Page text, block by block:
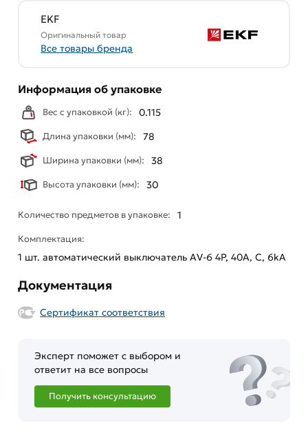
EKF
Оригинальный товар
Все товары бренда
Информация об упаковке
Вес с упаковкой (кг): 0.115
Длина упаковки (мм): 78
Ширина упаковки (мм): 38
Высота упаковки (мм): 30
Количество предметов в упаковке: 1
Комплектация:
1 шт. автоматический выключатель AV-6 4P, 40A, C, 6kA
Документация
Сертификат соответствия
Эксперт поможет с выбором и
ответит на все вопросы
Получить консультацию